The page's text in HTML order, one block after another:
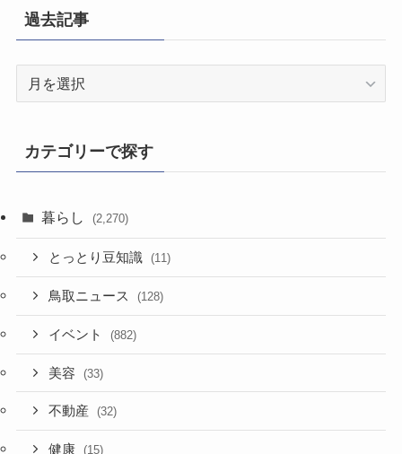
過去記事
カテゴリーで探す
暮らし (2,270)
とっとり豆知識 (11)
鳥取ニュース (128)
イベント (882)
美容 (33)
不動産 (32)
健康 (15)